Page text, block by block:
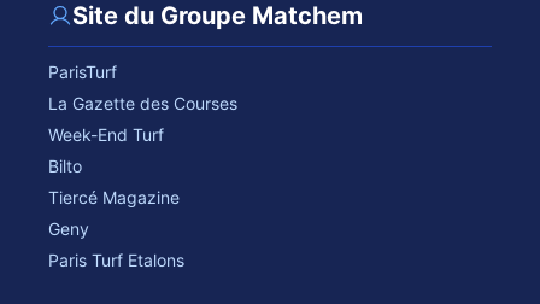
Site du Groupe Matchem
ParisTurf
La Gazette des Courses
Week-End Turf
Bilto
Tiercé Magazine
Geny
Paris Turf Etalons